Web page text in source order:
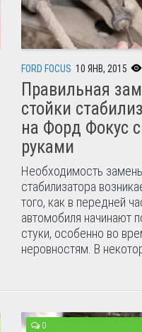
FORD FOCUS 10 ЯНВ, 2015
Правильная
стойки
на Форд Фокус
руками
Необходимость
стабилизатора
того, как в передней
автомобиля начинают
стуки, особенно во
неровностям. В
0